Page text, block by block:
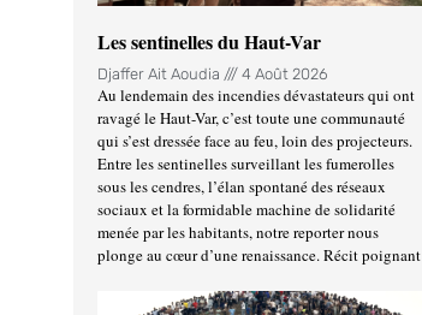
Les sentinelles du Haut-Var
Djaffer Ait Aoudia 4 Août 2026
Au lendemain des incendies dévastateurs qui ont
ravagé le Haut-Var, c’est toute une communauté
qui s’est dressée face au feu, loin des projecteurs.
Entre les sentinelles surveillant les fumerolles
sous les cendres, l’élan spontané des réseaux
sociaux et la formidable machine de solidarité
menée par les habitants, notre reporter nous
plonge au cœur d’une renaissance. Récit poignant